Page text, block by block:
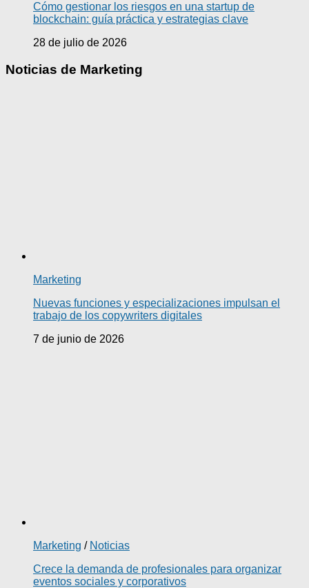
Cómo gestionar los riesgos en una startup de
blockchain: guía práctica y estrategias clave
28 de julio de 2026
Noticias de Marketing
Marketing
Nuevas funciones y especializaciones impulsan el
trabajo de los copywriters digitales
7 de junio de 2026
Marketing / Noticias
Crece la demanda de profesionales para organizar
eventos sociales y corporativos